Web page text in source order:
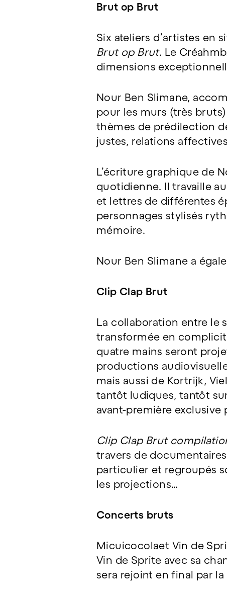
Brut op Brut
Six ateliers d’artistes en
Brut op Brut. Le
dimensions
Nour Ben Slimane,
pour les murs (très
thèmes de prédilection
justes, relations
L’écriture graphique de
quotidienne. Il travaille
et lettres de différentes
personnages stylisés
mémoire.
Nour Ben Slimane a
Clip Clap Brut
La collaboration entre le
transformée en
quatre mains seront
productions
mais aussi de Kortrijk,
tantôt ludiques, tantôt
avant-première
Clip Clap Brut
travers de
particulier et regroupés
les projections…
Concerts bruts
Micuicocolaet Vin de
Vin de Sprite avec sa
sera rejoint en final par la